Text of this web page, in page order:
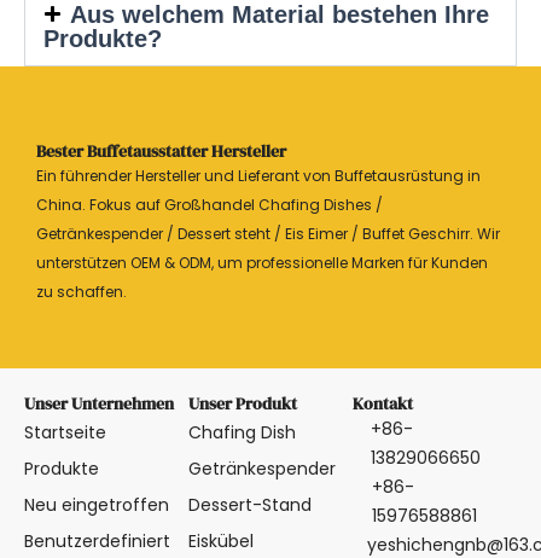
Aus welchem Material bestehen Ihre
Produkte?
Bester Buffetausstatter Hersteller
Ein führender Hersteller und Lieferant von Buffetausrüstung in
China. Fokus auf Großhandel Chafing Dishes /
Getränkespender / Dessert steht / Eis Eimer / Buffet Geschirr. Wir
unterstützen OEM & ODM, um professionelle Marken für Kunden
zu schaffen.
Unser Unternehmen
Startseite
Produkte
Neu eingetroffen
Benutzerdefiniert
Unser Produkt
Chafing Dish
Getränkespender
Dessert-Stand
Eiskübel
Kontakt
+86-
13829066650
+86-
15976588861